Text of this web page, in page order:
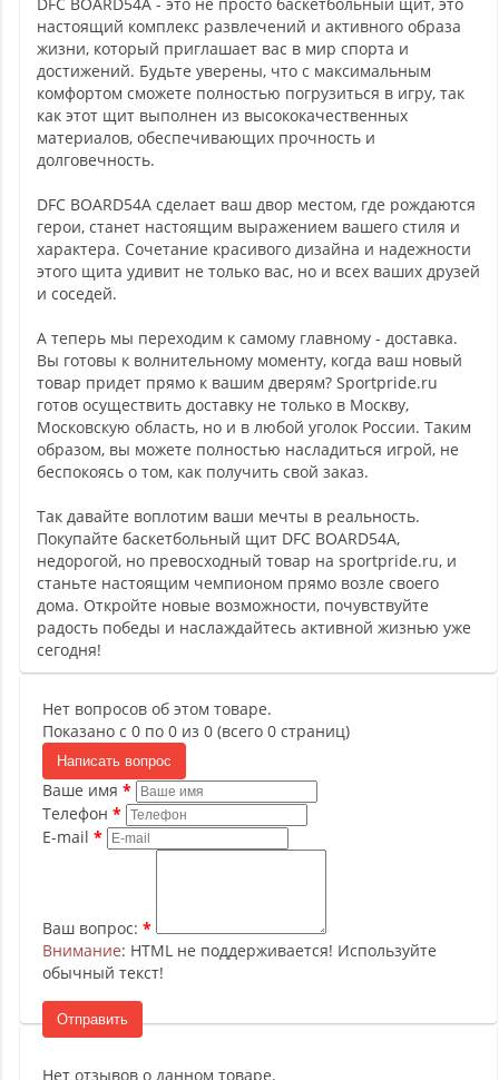
настоящий комплекс развлечений и активного образа
жизни, который приглашает вас в мир спорта и
достижений. Будьте уверены, что с максимальным
комфортом сможете полностью погрузиться в игру, так
как этот щит выполнен из высококачественных
материалов, обеспечивающих прочность и
долговечность.
DFC BOARD54A сделает ваш двор местом, где рождаются
герои, станет настоящим выражением вашего стиля и
характера. Сочетание красивого дизайна и надежности
этого щита удивит не только вас, но и всех ваших друзей
и соседей.
А теперь мы переходим к самому главному - доставка.
Вы готовы к волнительному моменту, когда ваш новый
товар придет прямо к вашим дверям? Sportpride.ru
готов осуществить доставку не только в Москву,
Московскую область, но и в любой уголок России. Таким
образом, вы можете полностью насладиться игрой, не
беспокоясь о том, как получить свой заказ.
Так давайте воплотим ваши мечты в реальность.
Покупайте баскетбольный щит DFC BOARD54A,
недорогой, но превосходный товар на sportpride.ru, и
станьте настоящим чемпионом прямо возле своего
дома. Откройте новые возможности, почувствуйте
радость победы и наслаждайтесь активной жизнью уже
сегодня!
Нет вопросов об этом товаре.
Показано с 0 по 0 из 0 (всего 0 страниц)
Написать вопрос
Ваше имя
Телефон
E-mail
Ваш вопрос:
Внимание: HTML не поддерживается! Используйте
обычный текст!
Отправить
Нет отзывов о данном товаре.